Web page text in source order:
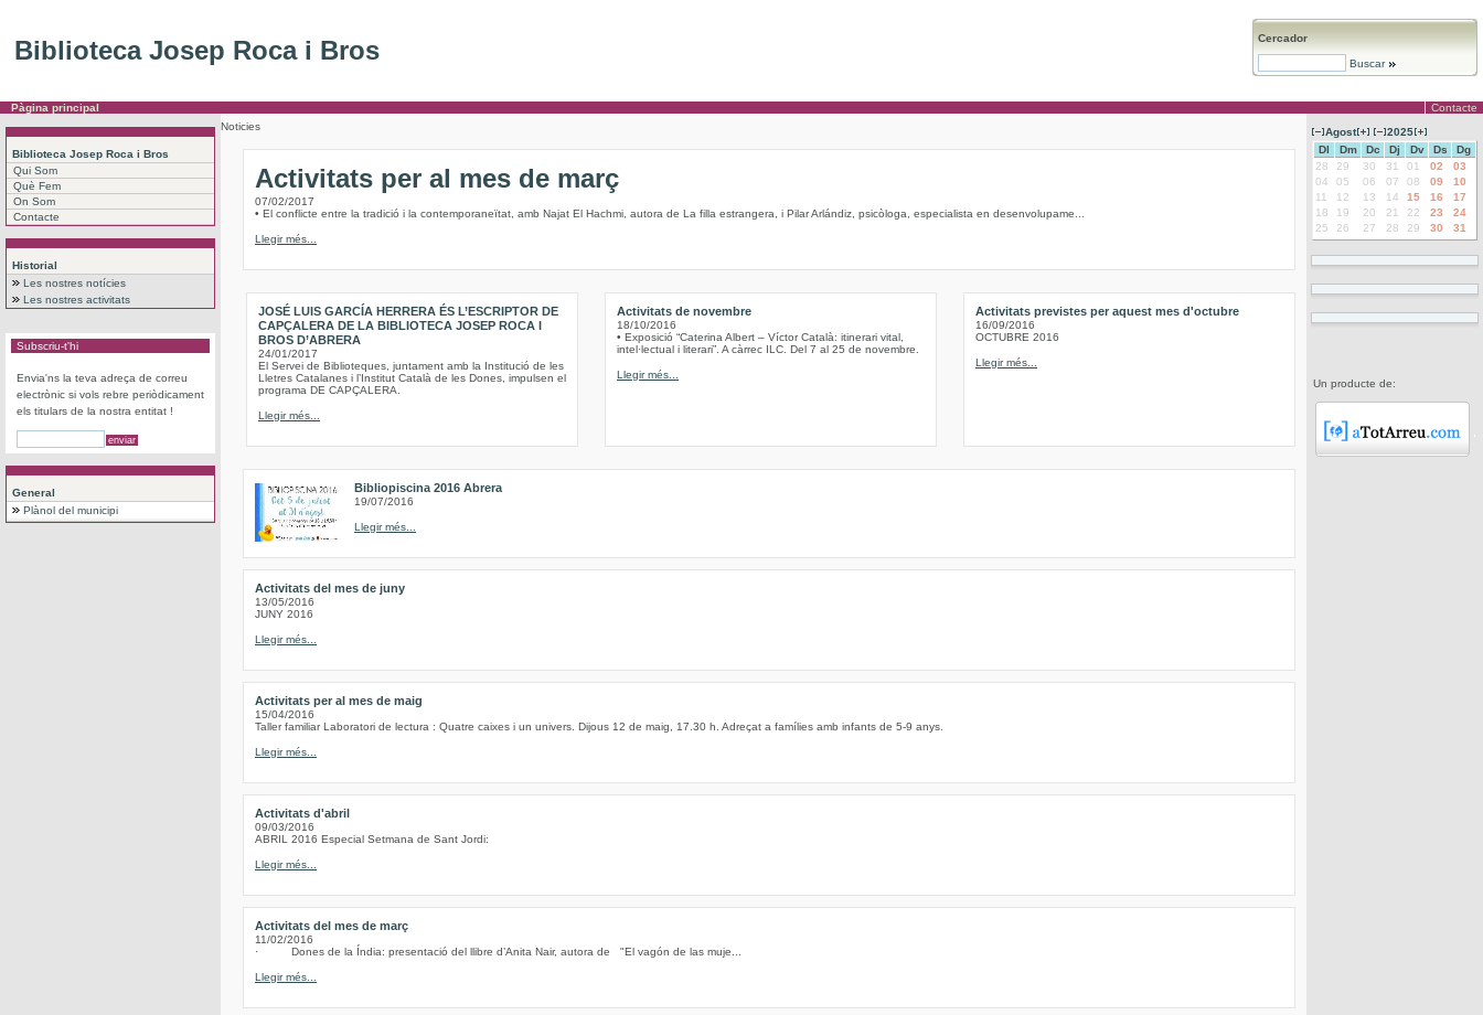
Biblioteca Josep Roca i Bros Cercador
Buscar
Pàgina principal Contacte
Biblioteca Josep Roca i Bros
Qui Som
Què Fem
On Som
Contacte
Historial
Les nostres notícies
Les nostres activitats
Subscriu-t'hi
Envia'ns la teva adreça de correu
electrònic si vols rebre periòdicament
els titulars de la nostra entitat !
General
Plànol del municipi
Noticies
Activitats per al mes de març
07/02/2017
• El conflicte entre la tradició i la contemporaneïtat, amb Najat El Hachmi, autora de La filla estrangera, i Pilar Arlándiz, psicòloga, especialista en desenvolupame...
Llegir més...
JOSÉ LUIS GARCÍA HERRERA ÉS L’ESCRIPTOR DE
CAPÇALERA DE LA BIBLIOTECA JOSEP ROCA I
BROS D’ABRERA
24/01/2017
El Servei de Biblioteques, juntament amb la Institució de les
Lletres Catalanes i l’Institut Català de les Dones, impulsen el
programa DE CAPÇALERA.
Llegir més...
Activitats de novembre
18/10/2016
• Exposició “Caterina Albert – Víctor Català: itinerari vital,
intel·lectual i literari”. A càrrec ILC. Del 7 al 25 de novembre.
Llegir més...
Activitats previstes per aquest mes d'octubre
16/09/2016
OCTUBRE 2016
Llegir més...
Bibliopiscina 2016 Abrera
19/07/2016
Llegir més...
Activitats del mes de juny
13/05/2016
JUNY 2016
Llegir més...
Activitats per al mes de maig
15/04/2016
Taller familiar Laboratori de lectura : Quatre caixes i un univers. Dijous 12 de maig, 17.30 h. Adreçat a famílies amb infants de 5-9 anys.
Llegir més...
Activitats d'abril
09/03/2016
ABRIL 2016 Especial Setmana de Sant Jordi:
Llegir més...
Activitats del mes de març
11/02/2016
· Dones de la Índia: presentació del llibre d’Anita Nair, autora de "El vagón de las muje...
Llegir més...
Agost
2025
Dl
Dm Dc Dj Dv Ds
Dg
28
29 30 31 01 02
03
04
05 06 07 08 09
10
11
12 13 14 15 16
17
18
19 20 21 22 23
24
25
26 27 28 29 30 31
Un producte de: